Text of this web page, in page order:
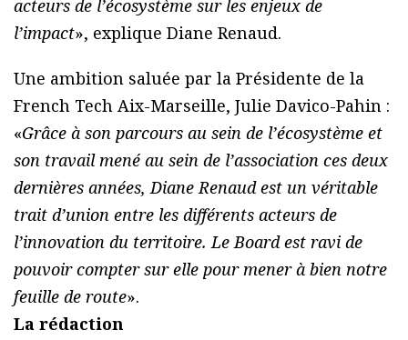
acteurs de l’écosystème sur les enjeux de
l’impact», explique Diane Renaud.
Une ambition saluée par la Présidente de la
French Tech Aix-Marseille, Julie Davico-Pahin :
«Grâce à son parcours au sein de l’écosystème et
son travail mené au sein de l’association ces deux
dernières années, Diane Renaud est un véritable
trait d’union entre les différents acteurs de
l’innovation du territoire. Le Board est ravi de
pouvoir compter sur elle pour mener à bien notre
feuille de route».
La rédaction